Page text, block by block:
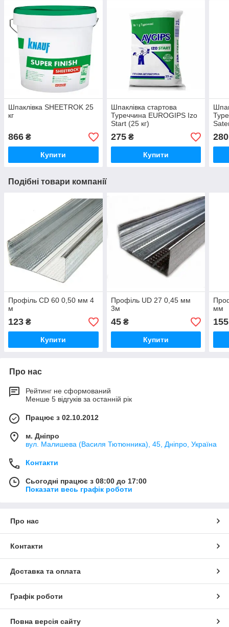
Шпаклівка SHEETROK 25
кг
866 ₴
Купити
Шпаклівка стартова
Туреччина EUROGIPS Izo
Start (25 кг)
275₴
Купити
280
Подібні товари компанії
Профіль CD 60 0,50 мм 4
м
123 ₴
Купити
Профіль UD 27 0,45 мм
3м
45₴
Купити
мм
155
Про нас
Рейтинг не сформований
Менше 5 відгуків за останній рік
Працює з 02.10.2012
м. Дніпро
вул. Малишева (Василя Тютюнника), 45, Дніпро, Україна
Контакти
Сьогодні працює з 08:00 до 17:00
Показати весь графік роботи
Про нас
Контакти
Доставка та оплата
Графік роботи
Повна версія сайту